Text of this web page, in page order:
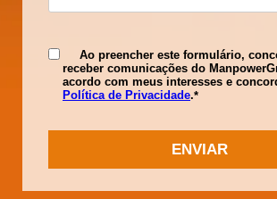
Ao preencher este formulário,
receber comunicações do
acordo com meus interesses e
Política de Privacidade.*